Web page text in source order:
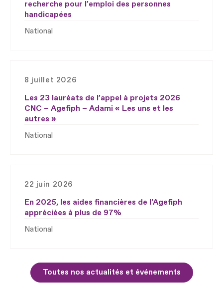
recherche pour l’emploi des personnes
handicapées
National
8 juillet 2026
Les 23 lauréats de l’appel à projets 2026
CNC – Agefiph – Adami « Les uns et les
autres »
National
22 juin 2026
En 2025, les aides financières de l'Agefiph
appréciées à plus de 97%
National
Toutes nos actualités et événements